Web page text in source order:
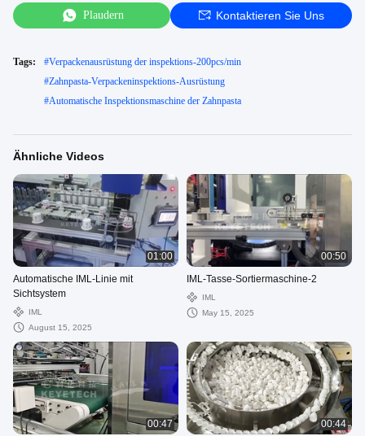
Plaudern Kontaktieren Sie Uns
Tags: #Verpackenausrüstung der inspektions-200pcs/min
#Zahnpasta-Verpackeninspektions-Ausrüstung
#Automatische Inspektionsmaschine der Zahnpasta
Ähnliche Videos
01:00
Automatische IML-Linie mit
Sichtsystem
IML
August 15, 2025
00:50
IML-Tasse-Sortiermaschine-2
IML
May 15, 2025
00:47 00:44